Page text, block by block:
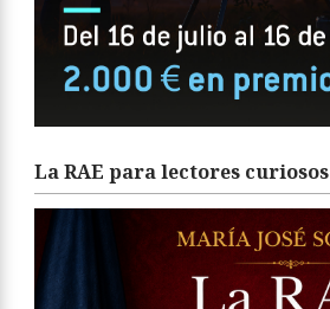
La RAE para lectores curiosos